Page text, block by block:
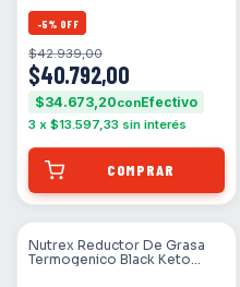
Tirosina Sin Sabor
-5% OFF
$40.792,00
$42.939,00
$34.673,20con
3 x $13.597,33 sin interés
Nutrex Reductor De Grasa
Termogenico Black Keto